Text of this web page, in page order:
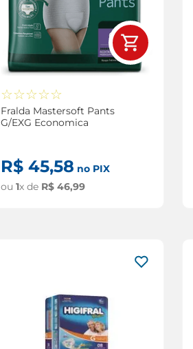
☆☆☆☆☆
Fralda Mastersoft Pants
G/EXG Economica
R$ 45,58 no PIX
ou 1x de R$ 46,99